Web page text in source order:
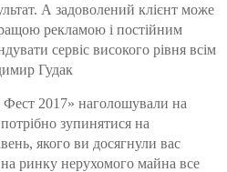
А задоволений клієнт може
рекламою і постійним
сервіс високого рівня всім
Гудак
Фест 2017» наголошували на
зупинятися на
якого ви досягнули вас
ринку нерухомого майна все